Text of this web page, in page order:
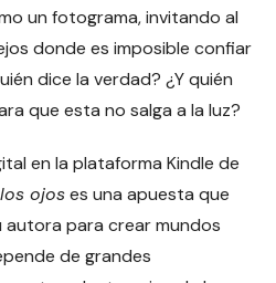
un fotograma, invitando al
donde es imposible confiar
dice la verdad? ¿Y quién
que esta no salga a la luz?
en la plataforma Kindle de
ojoses una apuesta que
para crear mundos
de grandes